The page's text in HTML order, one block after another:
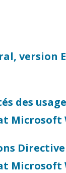
version
des
Microsoft
Microsoft